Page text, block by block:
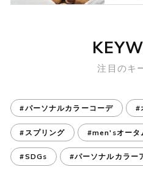
注目のキ
#パーソナルカラーコーデ #
#スプリング #men'sオータ
#SDGs #パーソナルカラー